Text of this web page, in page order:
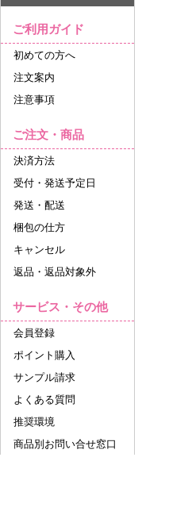
ご利用ガイド
初めての方へ
注文案内
注意事項
ご注文・商品
決済方法
受付・発送予定日
発送・配送
梱包の仕方
キャンセル
返品・返品対象外
サービス・その他
会員登録
ポイント購入
サンプル請求
よくある質問
推奨環境
商品別お問い合せ窓口